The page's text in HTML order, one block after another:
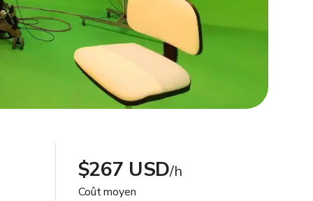
$267 USD/h
Coût moyen